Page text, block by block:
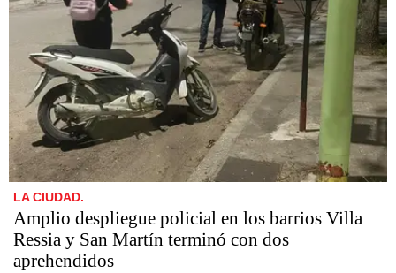
LA CIUDAD.
Amplio despliegue policial en los barrios Villa
Ressia y San Martín terminó con dos
aprehendidos